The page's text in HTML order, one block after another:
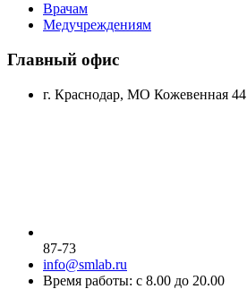
Врачам
Медучреждениям
Главный офис
г. Краснодар, МО Кожевенная 44
87-73
info@smlab.ru
Время работы: с 8.00 до 20.00